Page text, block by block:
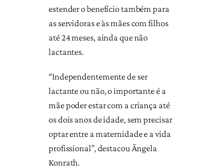
estender o benefício também para
as servidoras e às mães com filhos
até 24 meses, ainda que não
lactantes.
“Independentemente de ser
lactante ou não, o importante é a
mãe poder estar com a criança até
os dois anos de idade, sem precisar
optar entre a maternidade e a vida
profissional”, destacou Ângela
Konrath.